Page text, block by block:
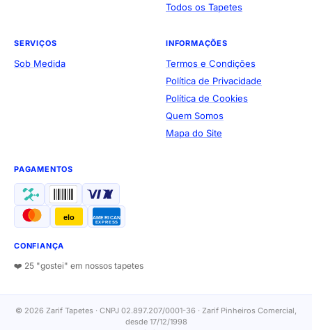
Todos os Tapetes
SERVIÇOS
Sob Medida
INFORMAÇÕES
Termos e Condições
Política de Privacidade
Política de Cookies
Quem Somos
Mapa do Site
PAGAMENTOS
elo AMERICAN
EXPRESS
CONFIANÇA
❤️ 25 "gostei" em nossos tapetes
© 2026 Zarif Tapetes · CNPJ 02.897.207/0001-36 · Zarif Pinheiros Comercial,
desde 17/12/1998